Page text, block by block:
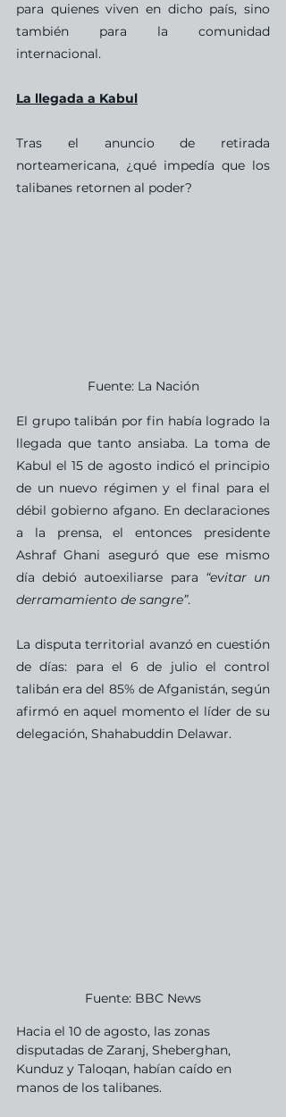
para quienes viven en dicho país, sino
también para la comunidad
internacional.
La llegada a Kabul
Tras el anuncio de retirada
norteamericana, ¿qué impedía que los
talibanes retornen al poder?
Fuente: La Nación
El grupo talibán por fin había logrado la
llegada que tanto ansiaba. La toma de
Kabul el 15 de agosto indicó el principio
de un nuevo régimen y el final para el
débil gobierno afgano. En declaraciones
a la prensa, el entonces presidente
Ashraf Ghani aseguró que ese mismo
día debió autoexiliarse para “evitar un
derramamiento de sangre”.
La disputa territorial avanzó en cuestión
de días: para el 6 de julio el control
talibán era del 85% de Afganistán, según
afirmó en aquel momento el líder de su
delegación, Shahabuddin Delawar.
Fuente: BBC News
Hacia el 10 de agosto, las zonas
disputadas de Zaranj, Sheberghan,
Kunduz y Taloqan, habían caído en
manos de los talibanes.